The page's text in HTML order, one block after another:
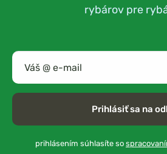
rybárov pre
Prihlásiť sa na
prihlásením súhlasíte so